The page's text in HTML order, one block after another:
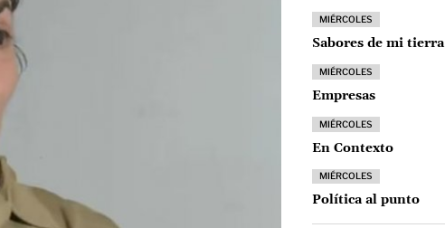
MIÉRCOLES
Sabores de mi tierra
MIÉRCOLES
Empresas
MIÉRCOLES
En Contexto
MIÉRCOLES
Política al punto